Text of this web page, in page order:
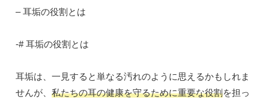
– 耳垢の役割とは
-# 耳垢の役割とは
耳垢は、一見すると単なる汚れのように思えるかもしれま
せんが、 私たちの耳の健康を守るために重要な役割を担っ